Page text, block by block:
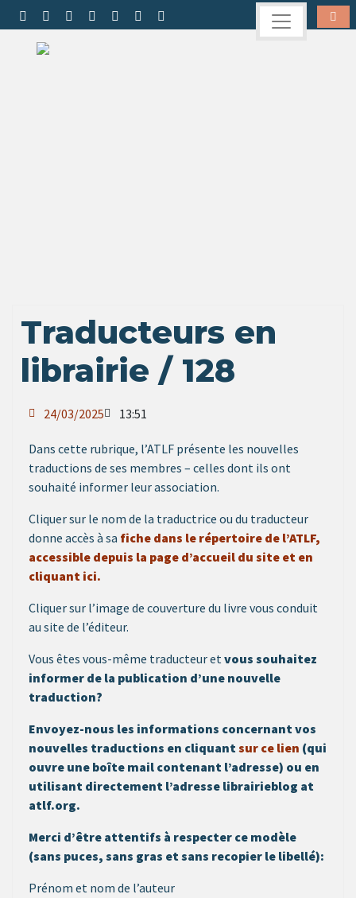
Traducteurs en
librairie / 128
24/03/2025 13:51
Dans cette rubrique, l’ATLF présente les nouvelles
traductions de ses membres – celles dont ils ont
souhaité informer leur association.
Cliquer sur le nom de la traductrice ou du traducteur
donne accès à sa fiche dans le répertoire de l’ATLF,
accessible depuis la page d’accueil du site et en
cliquant ici.
Cliquer sur l’image de couverture du livre vous conduit
au site de l’éditeur.
Vous êtes vous-même traducteur etvous souhaitez
informer de la publication d’une nouvelle
traduction?
Envoyez-nous les informations concernant vos
nouvelles traductions en cliquantsur ce lien (qui
ouvre une boîte mail contenant l’adresse) ou en
utilisant directement l’adresse librairieblog at
atlf.org.
Merci d’être attentifs à respecter ce modèle
(sans puces, sans gras et sans recopier le libellé):
Prénom et nom de l’auteur